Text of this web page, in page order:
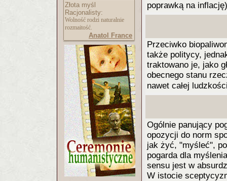
Złota myśl
Racjonalisty:
Wolność rodzi naturalnie
rozmaitość.
Anatol France
poprawką na
Przeciwko
także politycy,
traktowano je, jako
obecnego stanu
nawet całej
Ogólnie panujący
opozycji do norm
jak żyć, "myśleć",
pogarda dla
sensu jest w
W istocie